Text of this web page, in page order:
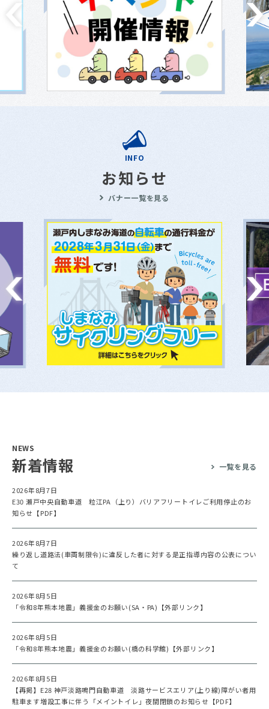
INFO
お知らせ
バナー一覧を見る
NEWS
新着情報 一覧を見る
2026年8月7日
E30 瀬戸中央自動車道 粒江PA（上り）バリアフリートイレご利用停止のお
知らせ【PDF】
2026年8月7日
繰り返し道路法(車両制限令)に違反した者に対する是正指導内容の公表につい
て
2026年8月5日
「令和8年熊本地震」義援金のお願い(SA・PA)【外部リンク】
2026年8月5日
「令和8年熊本地震」義援金のお願い(橋の科学館)【外部リンク】
2026年8月5日
【再掲】E28 神戸淡路鳴門自動車道 淡路サービスエリア(上り線)障がい者用
駐車ます増設工事に伴う「メイントイレ」夜間閉鎖のお知らせ【PDF】